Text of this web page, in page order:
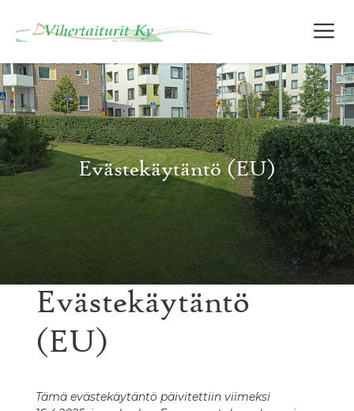
sisältöön
Evästekäytäntö (EU)
Evästekäytäntö
(EU)
Tämä evästekäytäntö päivitettiin viimeksi